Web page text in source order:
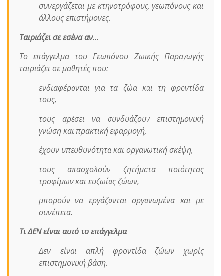
συνεργάζεται με κτηνοτρόφους, γεωπόνους και
άλλους επιστήμονες.
Ταιριάζει σε εσένα αν…
Το επάγγελμα του Γεωπόνου Ζωικής Παραγωγής
ταιριάζει σε μαθητές που:
ενδιαφέρονται για τα ζώα και τη φροντίδα
τους,
τους αρέσει να συνδυάζουν επιστημονική
γνώση και πρακτική εφαρμογή,
έχουν υπευθυνότητα και οργανωτική σκέψη,
τους απασχολούν ζητήματα ποιότητας
τροφίμων και ευζωίας ζώων,
μπορούν να εργάζονται οργανωμένα και με
συνέπεια.
Τι ΔΕΝ είναι αυτό το επάγγελμα
Δεν είναι απλή φροντίδα ζώων χωρίς
επιστημονική βάση.